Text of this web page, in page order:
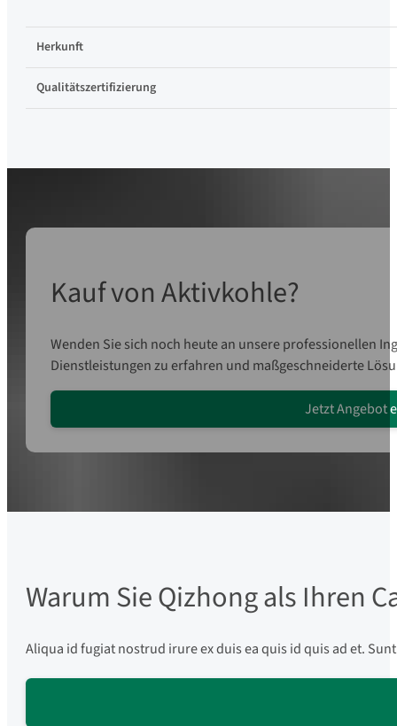
Herkunft
Qualitätszertifizierung
Kauf von Aktivkohle?
Wenden Sie sich noch heute an unsere professionellen
Dienstleistungen zu erfahren und maßgeschneiderte
Jetzt Angebot
Warum Sie Qizhong als Ihren
Aliqua id fugiat nostrud irure ex duis ea quis id quis ad et.